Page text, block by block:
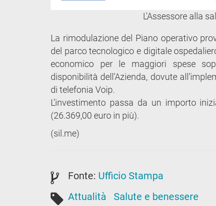
L'Assessore alla
La rimodulazione del Piano operativo
del parco tecnologico e digitale
economico per le maggiori spese
disponibilità dell’Azienda, dovute
di telefonia Voip.
L’investimento passa da un importo
(26.369,00 euro in più).
(sil.me)
Fonte: Ufficio Stampa
Attualità
Salute e benessere